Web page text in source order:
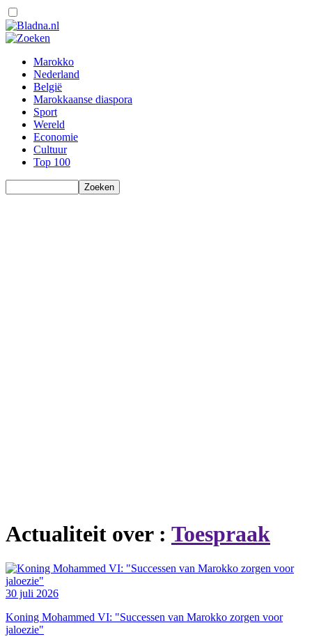
Marokko
Nederland
België
Marokkaanse diaspora
Sport
Wereld
Economie
Cultuur
Top 100
Actualiteit over : Toespraak
30 juli 2026
Koning Mohammed VI: "Successen van Marokko zorgen voor
jaloezie"